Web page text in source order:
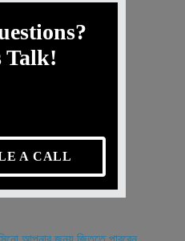
Talk!
A CALL